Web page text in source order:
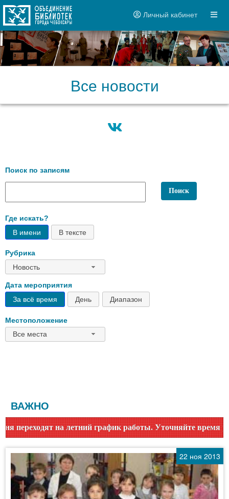
Личный кабинет
Все новости
Поиск по записям
Где искать?
В имени
В тексте
Рубрика
Новость
Дата мероприятия
За всё время
День Диапазон
Местоположение
Все места
ВАЖНО
график работы. Уточняйте время работы по номеру
22 ноя 2013